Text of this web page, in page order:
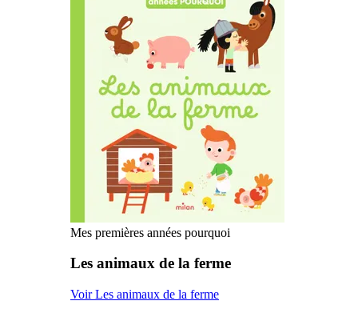
Mes premières années pourquoi
Les animaux de la ferme
Voir Les animaux de la ferme